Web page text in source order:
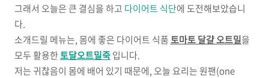
그래서 오늘은 큰 결심을 하고 다이어트 식단에 도전해보았습니
다.
소개드릴 메뉴는, 몸에 좋은 다이어트 식품토마토 달걀 오트밀을
모두 활용한토달오트밀죽입니다.
저는 귀찮음이 몸에 배어 있기 때문에, 오늘 요리는 원팬(one